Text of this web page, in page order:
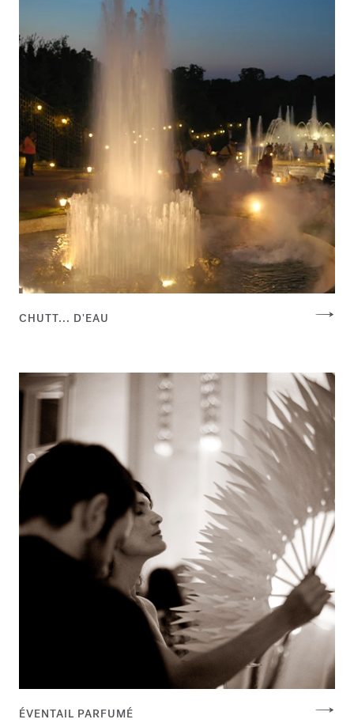
CHUTT... D'EAU
ÉVENTAIL PARFUMÉ